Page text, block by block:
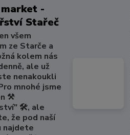
-
Stařeč
všem
ze Starče a
kolem nás
ale už
nenakoukli
mnohé jsme
⚒️
🛠️, ale
že pod naší
najdete